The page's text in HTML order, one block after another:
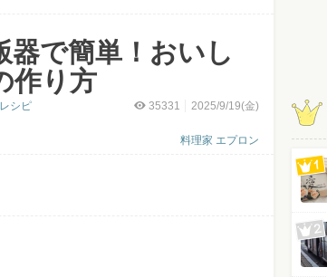
器で簡単！おいし
作り方
35331 2025/9/19(金)
料理家 エプロン
シピ